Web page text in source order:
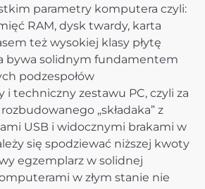
parametry komputera czyli:
RAM, dysk twardy, karta
też wysokiej klasy płytę
bywa solidnym fundamentem
podzespołów
i techniczny zestawu PC, czyli za
„składaka” z
USB i widocznymi brakami w
się spodziewać niższej kwoty
egzemplarz w solidnej
w złym stanie nie